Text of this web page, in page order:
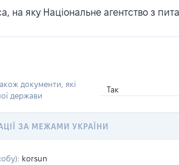
яку Національне агентство з
документи, які
держави
Так
ЗА МЕЖАМИ УКРАЇНИ
korsun